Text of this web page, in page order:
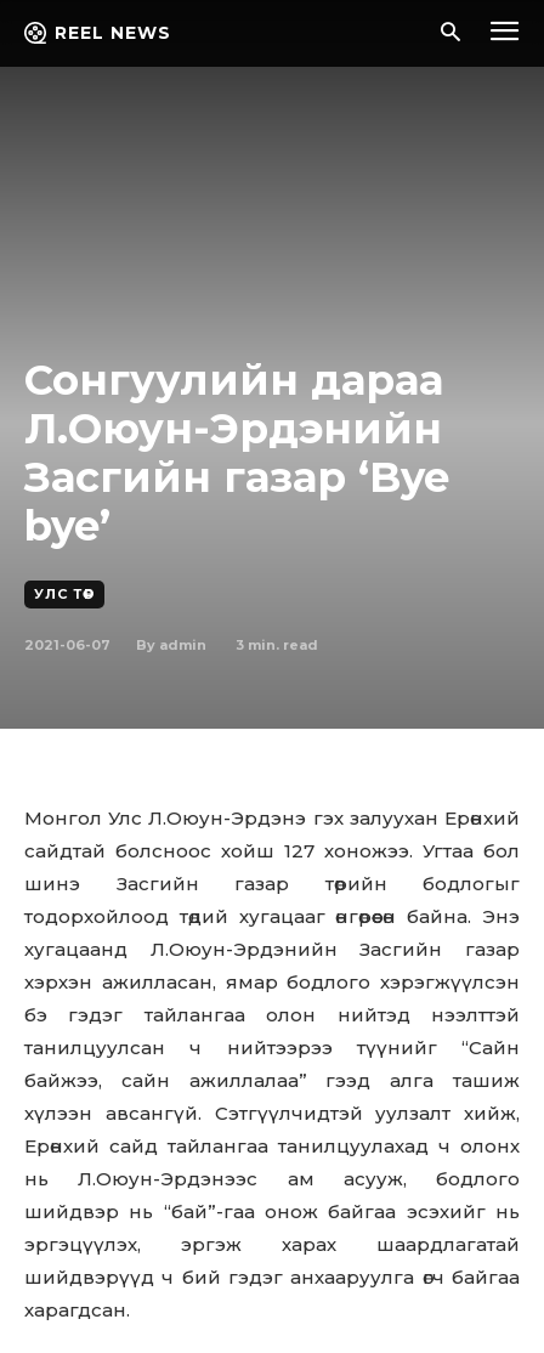
REEL NEWS
Сонгуулийн дараа
Л.Оюун-Эрдэнийн
Засгийн газар ‘Bye
bye’
УЛС ТӨР
2021-06-07 By admin 3 min. read
Монгол Улс Л.Оюун-Эрдэнэ гэх залуухан Ерөнхий
сайдтай болсноос хойш 127 хоножээ. Угтаа бол
шинэ Засгийн газар төрийн бодлогыг
тодорхойлоод төдий хугацааг өнгөрөөсөн байна. Энэ
хугацаанд Л.Оюун-Эрдэнийн Засгийн газар
хэрхэн ажилласан, ямар бодлого хэрэгжүүлсэн
бэ гэдэг тайлангаа олон нийтэд нээлттэй
танилцуулсан ч нийтээрээ түүнийг “Сайн
байжээ, сайн ажиллалаа” гээд алга ташиж
хүлээн авсангүй. Сэтгүүлчидтэй уулзалт хийж,
Ерөнхий сайд тайлангаа танилцуулахад ч олонх
нь Л.Оюун-Эрдэнээс ам асууж, бодлого
шийдвэр нь “бай”-гаа онож байгаа эсэхийг нь
эргэцүүлэх, эргэж харах шаардлагатай
шийдвэрүүд ч бий гэдэг анхааруулга өгч байгаа
харагдсан.